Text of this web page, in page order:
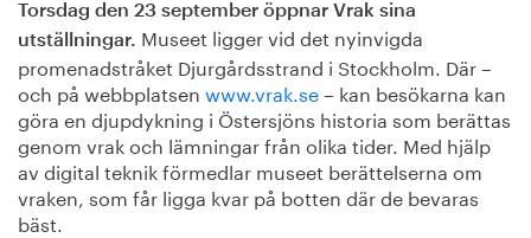
Torsdag den 23 september öppnar Vrak sina
utställningar. Museet ligger vid det nyinvigda
promenadstråket Djurgårdsstrand i Stockholm. Där –
och på webbplatsen www.vrak.se– kan besökarna kan
göra en djupdykning i Östersjöns historia som berättas
genom vrak och lämningar från olika tider. Med hjälp
av digital teknik förmedlar museet berättelserna om
vraken, som får ligga kvar på botten där de bevaras
bäst.